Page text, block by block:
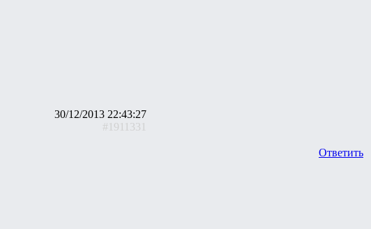
30/12/2013 22:43:27
#1911331
Ответить